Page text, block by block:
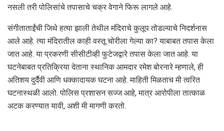
नसली तरी पोलिसांचे तपासाचे चक्र वेगाने फिरू लागले आहे.
संगीताताईंची जिथे हत्या झाली तेथील मंदिराचे कुलूप तोडल्याचे निदर्शनास
आले आहे. त्या मंदिरातील काही वस्तू चोरीला गेल्या का? याबाबत तपास केला
जात आहे. या प्रकरणी सीसीटीव्ही फुटेजद्वारे तपास केला जात आहे. या
घटनेबाबत प्रतिक्रिया देताना स्थानिक आमदार रमेश बोरनारे म्हणाले, ही
अतिशय दुर्दैवी आणि धक्कादायक घटना आहे. माहिती मिळताच मी त्वरित
घटनास्थळी आलो. पोलिस प्रशासन सज्ज आहे, मात्र आरोपीला तात्काळ
अटक करण्यात यावी, अशी मी मागणी करतो.